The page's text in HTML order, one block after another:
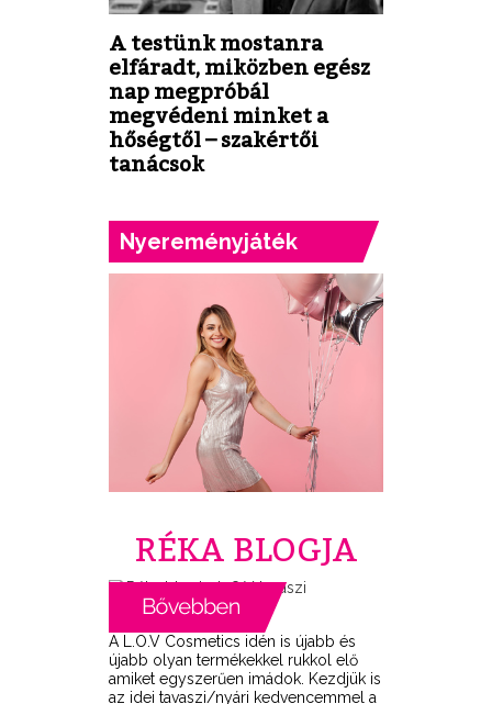
A testünk mostanra
elfáradt, miközben egész
nap megpróbál
megvédeni minket a
hőségtől – szakértői
tanácsok
Nyereményjáték
RÉKA BLOGJA
A L.O.V Cosmetics idén is újabb és
újabb olyan termékekkel rukkol elő
amiket egyszerűen imádok. Kezdjük is
az idei tavaszi/nyári kedvencemmel a